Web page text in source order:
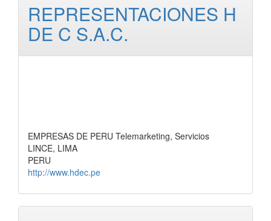
REPRESENTACIONES H
DE C S.A.C.
EMPRESAS DE PERU Telemarketing, Servicios
LINCE, LIMA
PERU
http://www.hdec.pe